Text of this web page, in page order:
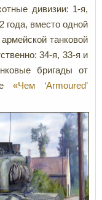
дивизии: 1-я,
года, вместо одной
танковой
34-я, 33-я и
бригады от
«Чем ‘Armoured’